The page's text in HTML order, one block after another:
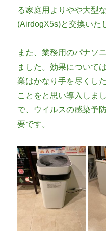
る家庭用よりやや大型
(AirdogX5s)と交換いた
また、業務用のパナソ
ました。効果について
業はかなり手を尽くし
ことをと思い導入しま
で、ウイルスの感染予
要です。